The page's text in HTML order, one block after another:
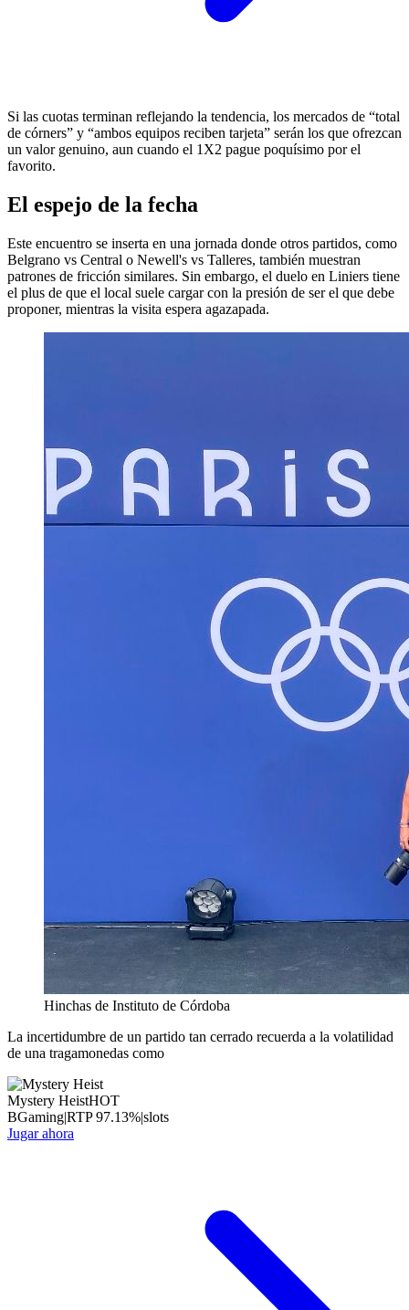
Si las cuotas terminan reflejando la tendencia, los mercados de “total
de córners” y “ambos equipos reciben tarjeta” serán los que ofrezcan
un valor genuino, aun cuando el 1X2 pague poquísimo por el
favorito.
El espejo de la fecha
Este encuentro se inserta en una jornada donde otros partidos, como
Belgrano vs Central o Newell's vs Talleres, también muestran
patrones de fricción similares. Sin embargo, el duelo en Liniers tiene
el plus de que el local suele cargar con la presión de ser el que debe
proponer, mientras la visita espera agazapada.
Hinchas de Instituto de Córdoba
La incertidumbre de un partido tan cerrado recuerda a la volatilidad
de una tragamonedas como
Mystery HeistHOT
BGaming|RTP97.13%|slots
Jugar ahora